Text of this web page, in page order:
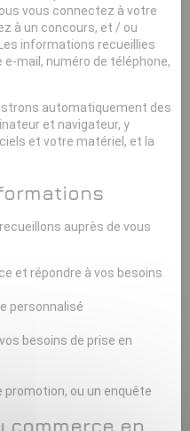
vous connectez à votre
à un concours, et / ou
informations recueillies
mail, numéro de téléphone,
automatiquement des
et navigateur, y
et votre matériel, et la
auprès de vous
et répondre à vos besoins
personnalisé
besoins de prise en
ou un enquête
commerce en